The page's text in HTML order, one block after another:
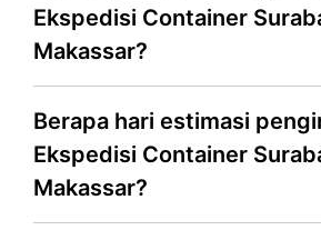
Ekspedisi Container
Makassar?
Berapa hari estimasi
Ekspedisi Container
Makassar?